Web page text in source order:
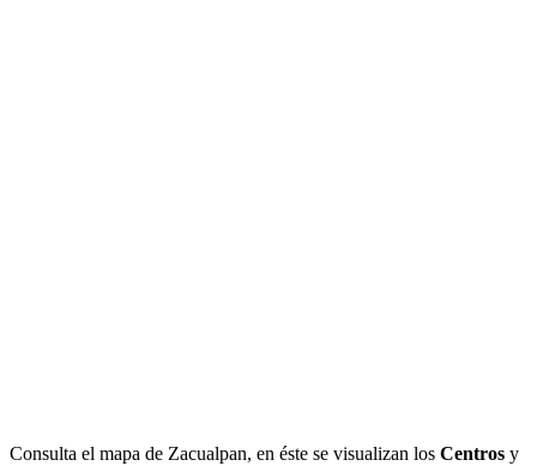
Consulta el mapa de Zacualpan, en éste se visualizan los Centros y